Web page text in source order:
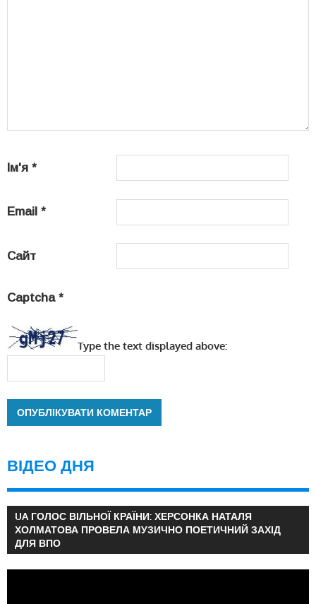
Ім'я *
Email *
Сайт
Captcha *
Type the text displayed above:
ВІДЕО ДНЯ
UA ГОЛОС ВІЛЬНОЇ КРАЇНИ: ХЕРСОНКА НАТАЛЯ
ХОЛМАТОВА ПРОВЕЛА МУЗИЧНО ПОЕТИЧНИЙ ЗАХІД
ДЛЯ ВПО